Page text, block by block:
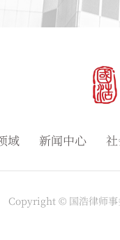
域 新闻中心
Copyright © 国浩律师